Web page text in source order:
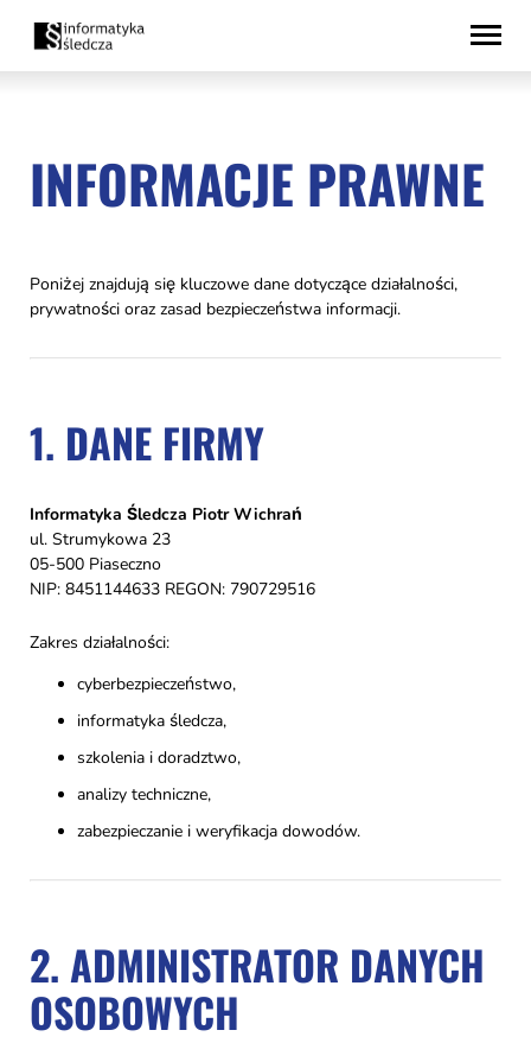
Przejdź
do
treści
Deklaracja
dostępności
INFORMACJE PRAWNE
Poniżej znajdują się kluczowe dane dotyczące działalności,
prywatności oraz zasad bezpieczeństwa informacji.
1. DANE FIRMY
Informatyka Śledcza Piotr Wichrań
ul. Strumykowa 23
05-500 Piaseczno
NIP: 8451144633 REGON: 790729516
Zakres działalności:
cyberbezpieczeństwo,
informatyka śledcza,
szkolenia i doradztwo,
analizy techniczne,
zabezpieczanie i weryfikacja dowodów.
2. ADMINISTRATOR DANYCH
OSOBOWYCH